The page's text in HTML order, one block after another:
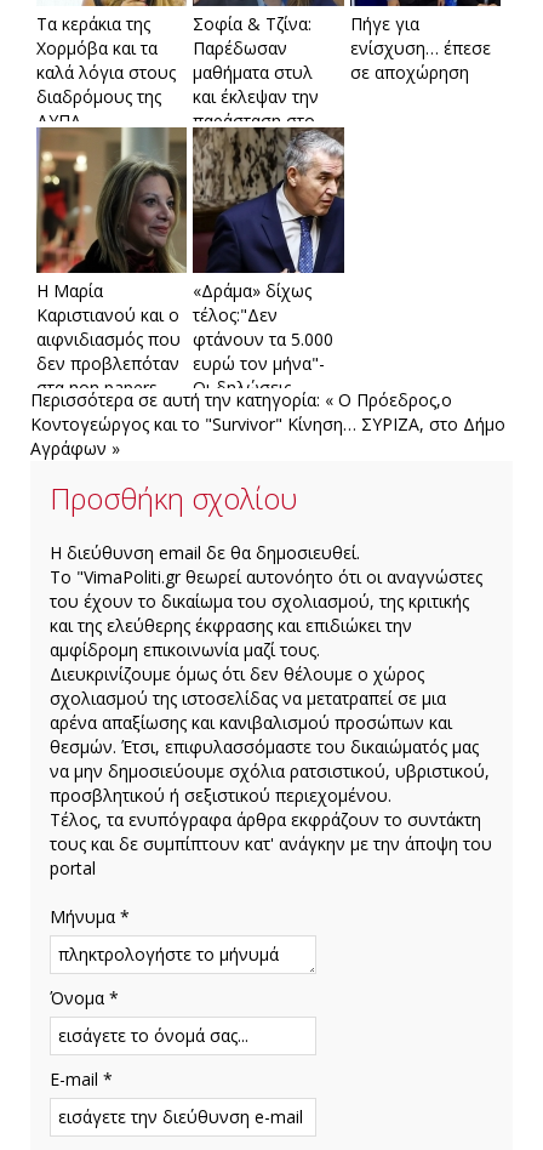
Τα κεράκια της
Χορμόβα και τα
καλά λόγια στους
διαδρόμους της
ΔΥΠΑ
Σοφία & Τζίνα:
Παρέδωσαν
μαθήματα στυλ
και έκλεψαν την
παράσταση στο
συνέδριο
Πήγε για
ενίσχυση… έπεσε
σε αποχώρηση
Η Μαρία
Καριστιανού και ο
αιφνιδιασμός που
δεν προβλεπόταν
στα non papers
«Δράμα» δίχως
τέλος:"Δεν
φτάνουν τα 5.000
ευρώ τον μήνα"-
Οι δηλώσεις
Κυριαζίδη που
άναψαν φωτιές
Περισσότερα σε αυτή την κατηγορία: « Ο Πρόεδρος,ο
Κοντογεώργος και το "Survivor" Κίνηση… ΣΥΡΙΖΑ, στο Δήμο
Αγράφων »
Προσθήκη σχολίου
H διεύθυνση email δε θα δημοσιευθεί.
Το "VimaPoliti.gr θεωρεί αυτονόητο ότι οι αναγνώστες
του έχουν το δικαίωμα του σχολιασμού, της κριτικής
και της ελεύθερης έκφρασης και επιδιώκει την
αμφίδρομη επικοινωνία μαζί τους.
Διευκρινίζουμε όμως ότι δεν θέλουμε ο χώρος
σχολιασμού της ιστοσελίδας να μετατραπεί σε μια
αρένα απαξίωσης και κανιβαλισμού προσώπων και
θεσμών. Έτσι, επιφυλασσόμαστε του δικαιώματός μας
να μην δημοσιεύουμε σχόλια ρατσιστικού, υβριστικού,
προσβλητικού ή σεξιστικού περιεχομένου.
Τέλος, τα ενυπόγραφα άρθρα εκφράζουν το συντάκτη
τους και δε συμπίπτουν κατ' ανάγκην με την άποψη του
portal
Μήνυμα *
Όνομα *
E-mail *